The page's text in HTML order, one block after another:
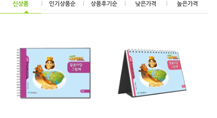
신상품 인기상품순 상품후기순 낮은가격 높은가격